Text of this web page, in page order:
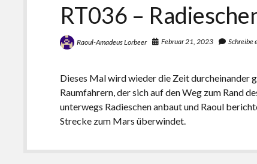
RT036 –
Raoul-Amadeus Lorbeer Februar 21, 2023 Schreibe
Dieses Mal wird wieder die Zeit durcheinander
Raumfahrern, der sich auf den Weg zum Rand
unterwegs Radieschen anbaut und Raoul
Strecke zum Mars überwindet.